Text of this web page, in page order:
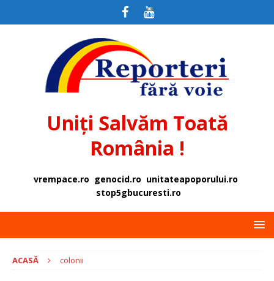
Uniți Salvăm Toată
România !
vrempace.ro genocid.ro unitateapoporului.ro
stop5gbucuresti.ro
ACASĂ colonii